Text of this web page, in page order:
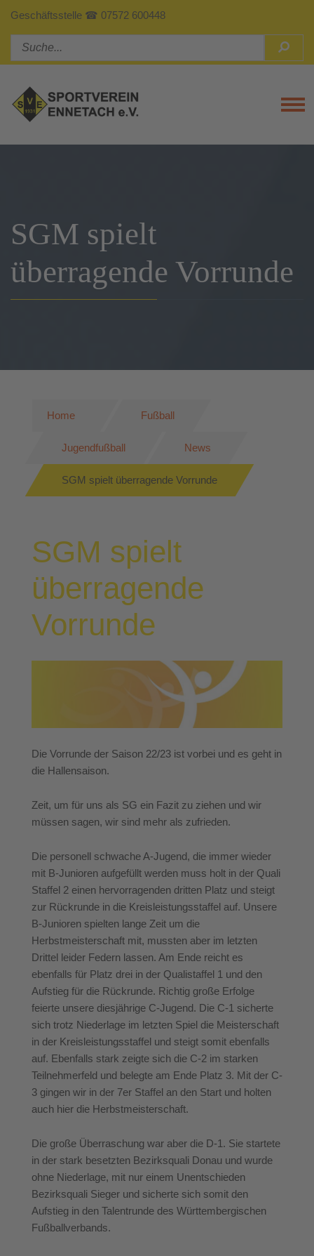
Geschäftsstelle ☎ 07572 600448
SGM spielt
überragende Vorrunde
Home Fußball
Jugendfußball News
SGM spielt überragende Vorrunde
SGM spielt
überragende
Vorrunde
Die Vorrunde der Saison 22/23 ist vorbei und es geht in
die Hallensaison.
Zeit, um für uns als SG ein Fazit zu ziehen und wir
müssen sagen, wir sind mehr als zufrieden.
Die personell schwache A-Jugend, die immer wieder
mit B-Junioren aufgefüllt werden muss holt in der Quali
Staffel 2 einen hervorragenden dritten Platz und steigt
zur Rückrunde in die Kreisleistungsstaffel auf. Unsere
B-Junioren spielten lange Zeit um die
Herbstmeisterschaft mit, mussten aber im letzten
Drittel leider Federn lassen. Am Ende reicht es
ebenfalls für Platz drei in der Qualistaffel 1 und den
Aufstieg für die Rückrunde. Richtig große Erfolge
feierte unsere diesjährige C-Jugend. Die C-1 sicherte
sich trotz Niederlage im letzten Spiel die Meisterschaft
in der Kreisleistungsstaffel und steigt somit ebenfalls
auf. Ebenfalls stark zeigte sich die C-2 im starken
Teilnehmerfeld und belegte am Ende Platz 3. Mit der C-
3 gingen wir in der 7er Staffel an den Start und holten
auch hier die Herbstmeisterschaft.
Die große Überraschung war aber die D-1. Sie startete
in der stark besetzten Bezirksquali Donau und wurde
ohne Niederlage, mit nur einem Unentschieden
Bezirksquali Sieger und sicherte sich somit den
Aufstieg in den Talentrunde des Württembergischen
Fußballverbands.